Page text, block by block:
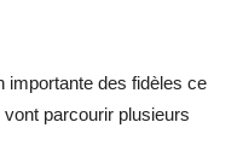
importante des fidèles ce
parcourir plusieurs